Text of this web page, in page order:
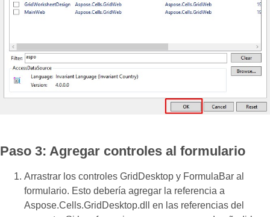
Paso 3: Agregar controles al formulario
Arrastrar los controles GridDesktop y FormulaBar al
formulario. Esto debería agregar la referencia a
Aspose.Cells.GridDesktop.dll en las referencias del